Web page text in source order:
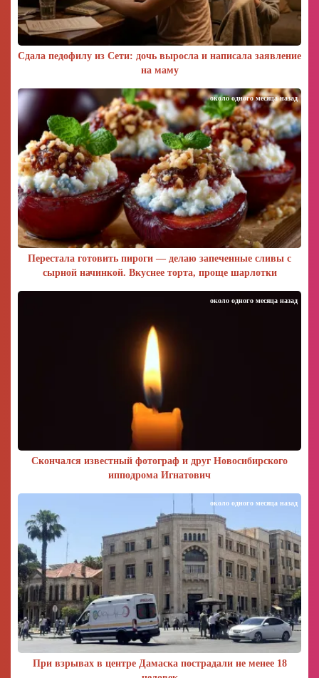
Сдала педофилу из Сети: дочь выросла и написала заявление
на маму
Перестала готовить пироги — делаю запеченные сливы с
сырной начинкой. Вкуснее торта, проще шарлотки
около одного месяца назад
Скончался известный фотограф и друг Новосибирского
ипподрома Игнатович
около одного месяца назад
При взрывах в центре Дамаска пострадали не менее 18
около одного месяца назад